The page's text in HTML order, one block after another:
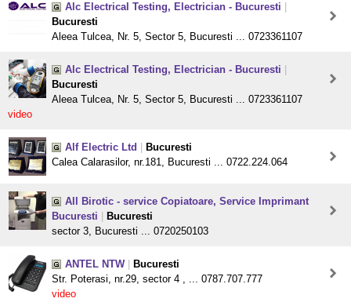
Alc Electrical Testing, Electrician - Bucuresti
Bucuresti
Aleea Tulcea, Nr. 5, Sector 5, Bucuresti ... 0723361107
Alc Electrical Testing, Electrician - Bucuresti
Bucuresti
Aleea Tulcea, Nr. 5, Sector 5, Bucuresti ... 0723361107
video
Alf Electric Ltd
Bucuresti
Calea Calarasilor, nr.181, Bucuresti ... 0722.224.064
All Birotic - service Copiatoare, Service Imprimant
Bucuresti
Bucuresti
sector 3, Bucuresti ... 0720250103
ANTEL NTW
Bucuresti
Str. Poterasi, nr.29, sector 4 , ... 0787.707.777
video